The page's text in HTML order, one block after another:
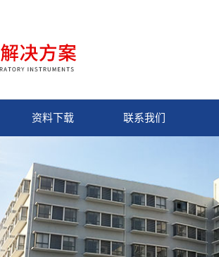
资料下载 联系我们